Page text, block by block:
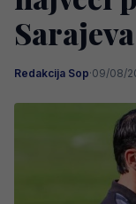
Sarajeva
Redakcija Sop·09/08/